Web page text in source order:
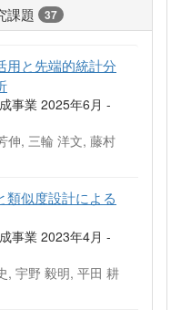
課題 37
用と先端的統計分
事業 2025年6月 -
伸, 三輪 洋文, 藤村
類似度設計による
事業 2023年4月 -
, 宇野 毅明, 平田 耕